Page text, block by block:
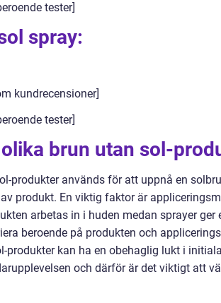
tester]
spray:
kundrecensioner]
tester]
brun utan sol-
produkter används för att uppnå en
produkt. En viktig faktor är
arbetas in i huden medan sprayer ger
beroende på produkten och
produkter kan ha en obehaglig lukt i
och därför är det viktigt att